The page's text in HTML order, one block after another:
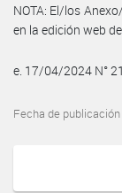
NOTA: El/los
en la edición web
e. 17/04/2024 N°
Fecha de